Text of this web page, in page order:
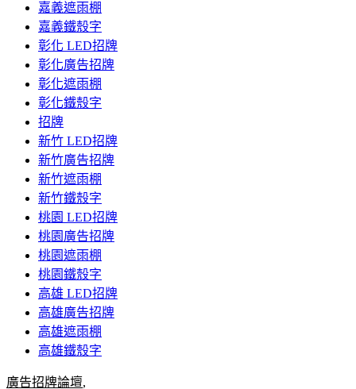
嘉義遮雨棚
嘉義鐵殼字
彰化 LED招牌
彰化廣告招牌
彰化遮雨棚
彰化鐵殼字
招牌
新竹 LED招牌
新竹廣告招牌
新竹遮雨棚
新竹鐵殼字
桃園 LED招牌
桃園廣告招牌
桃園遮雨棚
桃園鐵殼字
高雄 LED招牌
高雄廣告招牌
高雄遮雨棚
高雄鐵殼字
廣告招牌論壇,